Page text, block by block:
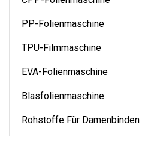
PP-Folienmaschine
TPU-Filmmaschine
EVA-Folienmaschine
Blasfolienmaschine
Rohstoffe Für Damenbinden